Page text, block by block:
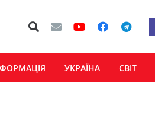
УКРАЇНА СВІТ